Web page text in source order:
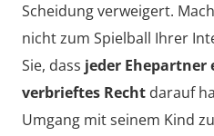
Scheidung verweigert.
nicht zum Spielball Ihrer
Sie, dass jeder Ehepartner
verbrieftes Recht darauf
Umgang mit seinem Kind